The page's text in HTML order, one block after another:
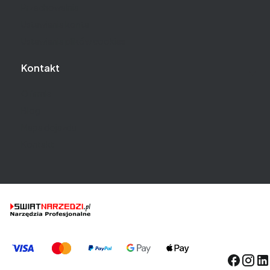
Kontakt